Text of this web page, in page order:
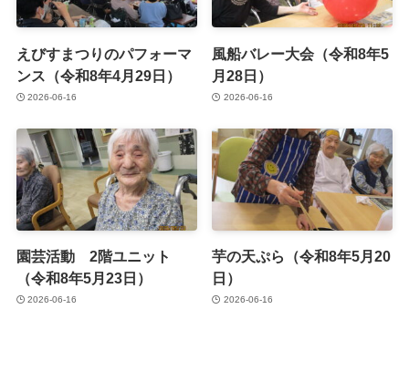
えびすまつりのパフォーマ
ンス（令和8年4月29日）
2026-06-16
風船バレー大会（令和8年5
月28日）
2026-06-16
園芸活動 2階ユニット
（令和8年5月23日）
2026-06-16
芋の天ぷら（令和8年5月20
日）
2026-06-16